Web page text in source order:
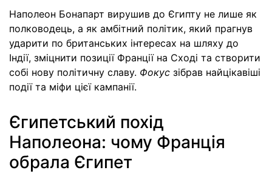
Наполеон Бонапарт вирушив до Єгипту не лише як
полководець, а як амбітний політик, який прагнув
ударити по британських інтересах на шляху до
Індії, зміцнити позиції Франції на Сході та створити
собі нову політичну славу. Фокус зібрав найцікавіші
події та міфи цієї кампанії.
Єгипетський похід
Наполеона: чому Франція
обрала Єгипет